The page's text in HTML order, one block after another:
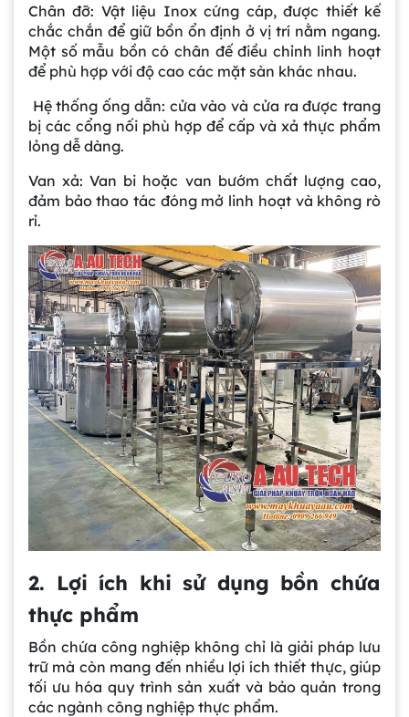
Chân đỡ: Vật liệu Inox cứng cáp, được thiết kế
chắc chắn để giữ bồn ổn định ở vị trí nằm ngang.
Một số mẫu bồn có chân đế điều chỉnh linh hoạt
để phù hợp với độ cao các mặt sàn khác nhau.
Hệ thống ống dẫn: cửa vào và cửa ra được trang
bị các cổng nối phù hợp để cấp và xả thực phẩm
lỏng dễ dàng.
Van xả: Van bi hoặc van bướm chất lượng cao,
đảm bảo thao tác đóng mở linh hoạt và không rò
rỉ.
2. Lợi ích khi sử dụng bồn chứa
thực phẩm
Bồn chứa công nghiệp không chỉ là giải pháp lưu
trữ mà còn mang đến nhiều lợi ích thiết thực, giúp
tối ưu hóa quy trình sản xuất và bảo quản trong
các ngành công nghiệp thực phẩm.